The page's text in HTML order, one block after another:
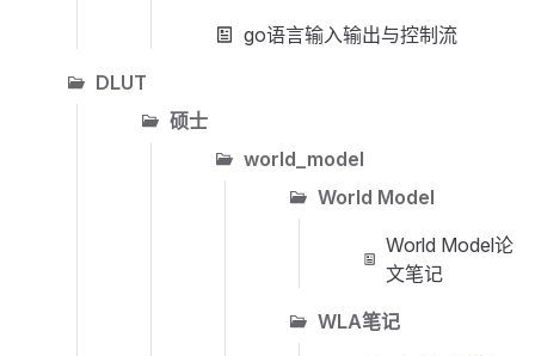
go语言输入输出与控制流
DLUT
硕士
world_model
World Model
World Model论
文笔记
WLA笔记